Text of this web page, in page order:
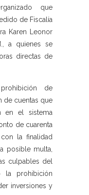
que
de Fiscalía
Karen Leonor
a quienes se
directas de
de
de cuentas que
en el sistema
de cuarenta
la finalidad
posible multa,
culpables del
la prohibición
inversiones y